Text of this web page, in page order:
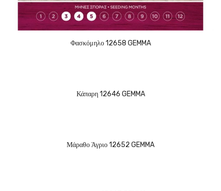
Φασκόμηλο 12658 GEMMA
Κάπαρη 12646 GEMMA
Μάραθο Άγριο 12652 GEMMA